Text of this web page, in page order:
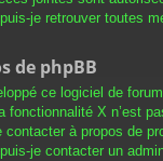
je retrouver toutes
de phpBB
ce logiciel de
fonctionnalité X n’est
contacter à propos de
je contacter un